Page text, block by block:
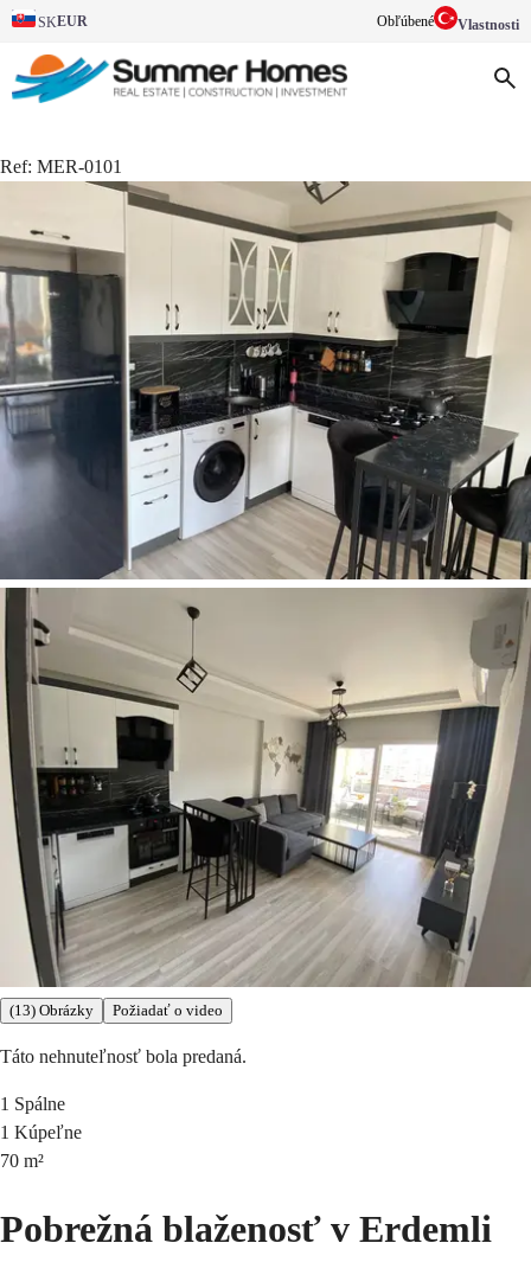
SKEUR Obľúbené Vlastnosti
Ref: MER-0101
(13) Obrázky Požiadať o video
Táto nehnuteľnosť bola predaná.
1 Spálne
1 Kúpeľne
70 m²
Pobrežná blaženosť v Erdemli